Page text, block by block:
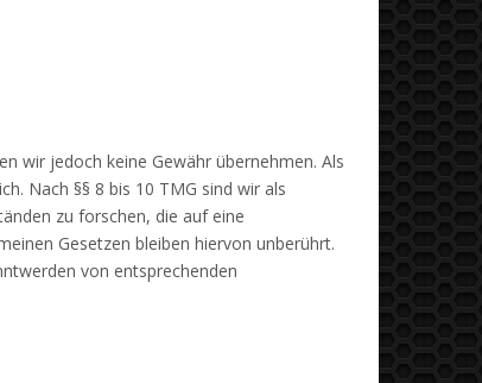
wir jedoch keine Gewähr übernehmen. Als
Nach §§ 8 bis 10 TMG sind wir als
zu forschen, die auf eine
Gesetzen bleiben hiervon unberührt.
von entsprechenden